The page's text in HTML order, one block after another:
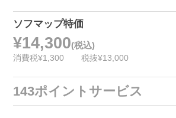
ソフマップ特価
¥14,300(税込)
消費税¥1,300 税抜¥13,000
143ポイントサービス